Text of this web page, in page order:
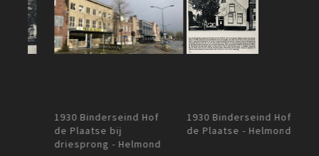
1930 Binderseind Hof
de Plaatse bij
driesprong - Helmond
1930 Binderseind Hof
de Plaatse - Helmond